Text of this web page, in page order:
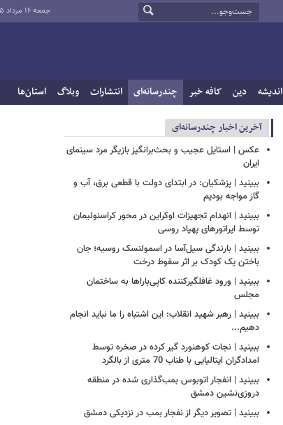
جمعه ۱۶ مرداد ۱۴۰۵
اندیشه دین کافه خبر چندرسانه‌ای انتشارات وبلاگ استان‌ها
آخرین اخبار چندرسانه‌ای
عکس | استایل عجیب و بحث‌برانگیز بازیگر مرد سینمای
ایران
ببینید | پزشکیان: در ابتدای دولت با قطعی برق، آب و
گاز مواجه بودیم
ببینید | انهدام تجهیزات اوکراین در محور کراسنولیمان
توسط اپراتورهای پهپاد روسی
ببینید | بارندگی سیل‌آسا در اسمولنسک روسیه؛ جان
باختن یک کودک بر اثر سقوط درخت
ببینید | ورود غافلگیرکننده کاپی‌باراها به ساختمان
مجلس
ببینید | رهبر شهید انقلاب: این اشتباه را ما نباید انجام
دهیم...
ببینید | نجات کوهنورد گیر کرده در صخره توسط
امدادگران ایتالیایی با طناب 70 متری از بالگرد
ببینید | انفجار اتوبوس بمب‌گذاری شده در منطقه
دروزی‌نشین دمشق
ببینید | تصویر دیگر از نفجار بمب در نزدیکی دمشق